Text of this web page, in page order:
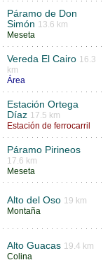
Páramo de Don
Simón 13.6 km
Meseta
Vereda El Cairo 16.3
km
Área
Estación Ortega
Díaz 17.5 km
Estación de ferrocarril
Páramo Pirineos
17.6 km
Meseta
Alto del Oso 19 km
Montaña
Alto Guacas 19.4 km
Colina